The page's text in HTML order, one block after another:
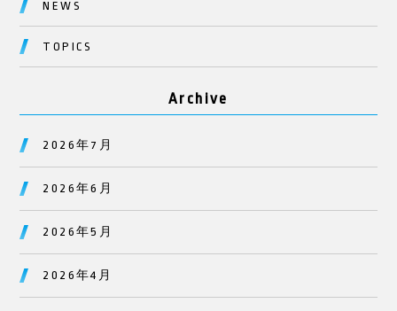
NEWS
TOPICS
Archive
2026年7月
2026年6月
2026年5月
2026年4月